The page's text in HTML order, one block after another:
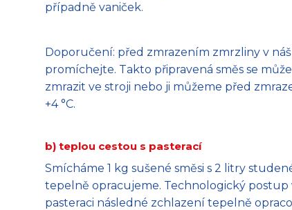
případně vaniček.
Doporučení: před zmrazením zmrzliny v
promíchejte. Takto připravená směs se
zmrazit ve stroji nebo ji můžeme před
+4 °C.
b) teplou cestou s pasterací
Smícháme 1 kg sušené směsi s 2 litry
tepelně opracujeme. Technologický postup
pasteraci následné zchlazení tepelně